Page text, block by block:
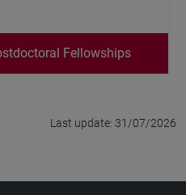
Fellowships
Last update: 31/07/2026